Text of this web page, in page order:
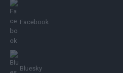
Facebook
Bluesky